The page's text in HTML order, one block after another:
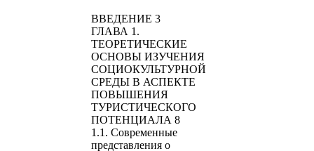
ВВЕДЕНИЕ 3
ГЛАВА 1.
ТЕОРЕТИЧЕСКИЕ
ОСНОВЫ ИЗУЧЕНИЯ
СОЦИОКУЛЬТУРНОЙ
СРЕДЫ В АСПЕКТЕ
ПОВЫШЕНИЯ
ТУРИСТИЧЕСКОГО
ПОТЕНЦИАЛА 8
1.1. Современные
представления о